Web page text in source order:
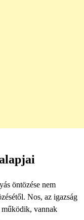
öntözése nem
Nos, az igazság
működik, vannak